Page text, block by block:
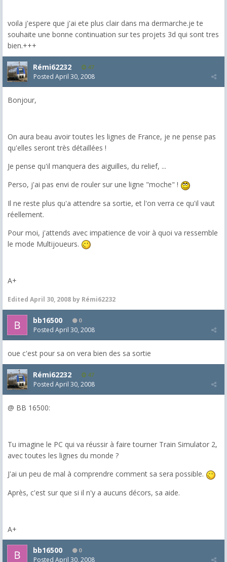
voila j'espere que j'ai ete plus clair dans ma dermarche.je te
souhaite une bonne continuation sur tes projets 3d qui sont tres
bien.+++
Rémi62232 47
Posted April 30, 2008
Bonjour,
On aura beau avoir toutes les lignes de France, je ne pense pas
qu'elles seront très détaillées !
Je pense qu'il manquera des aiguilles, du relief, ...
Perso, j'ai pas envi de rouler sur une ligne "moche" !
Il ne reste plus qu'a attendre sa sortie, et l'on verra ce qu'il vaut
réellement.
Pour moi, j'attends avec impatience de voir à quoi va ressemble
le mode Multijoueurs.
A+
Edited April 30, 2008 by Rémi62232
bb16500 0
Posted April 30, 2008
oue c'est pour sa on vera bien des sa sortie
Rémi62232 47
Posted April 30, 2008
@ BB 16500:
Tu imagine le PC qui va réussir à faire tourner Train Simulator 2,
avec toutes les lignes du monde ?
J'ai un peu de mal à comprendre comment sa sera possible.
Après, c'est sur que si il n'y a aucuns décors, sa aide.
A+
bb16500 0
Posted April 30, 2008